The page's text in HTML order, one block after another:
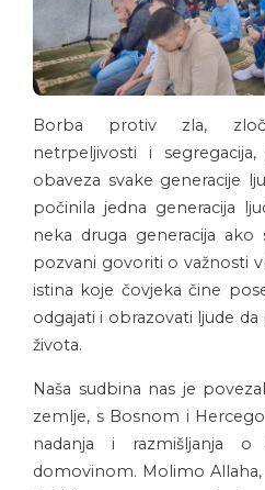
Borba protiv zla,
netrpeljivosti i
obaveza svake generacije
počinila jedna generacija
neka druga generacija
pozvani govoriti o važnosti
istina koje čovjeka čine
odgajati i obrazovati ljude
života.
Naša sudbina nas je
zemlje, s Bosnom i
nadanja i razmišljanja
domovinom. Molimo Allaha,